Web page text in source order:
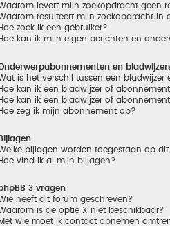
levert mijn zoekopdracht geen
resulteert mijn zoekopdracht in
Hoe zoek ik een gebruiker?
Hoe kan ik mijn eigen berichten en
en
is het verschil tussen een bladwijzer
Hoe kan ik een bladwijzer of
Hoe kan ik een bladwijzer of
Hoe zeg ik mijn abonnement op?
Bijlagen
bijlagen worden toegestaan op
Hoe vind ik al mijn bijlagen?
3 vragen
heeft dit forum geschreven?
is de optie X niet beschikbaar?
Met wie moet ik contact opnemen